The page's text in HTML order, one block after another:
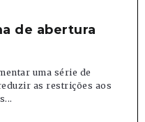
de abertura
uma série de
as restrições aos